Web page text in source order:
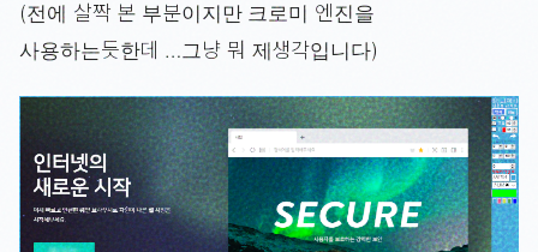
(전에 살짝 본 부분이지만 크로미 엔진을
사용하는듯한데 …그냥 뭐 제생각입니다)